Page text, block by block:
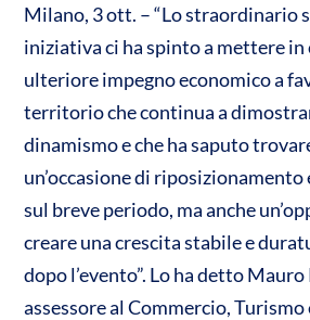
s
A
p
p
b
o
o
k
er
n
di
vi
di
Milano, 3 ott. – “Lo straordinario
iniziativa ci ha spinto a mettere in
ulteriore impegno economico a
territorio che continua a
dinamismo e che ha saputo
un’occasione di
sul breve periodo, ma anche
creare una crescita stabile e
dopo l’evento”. Lo ha detto
assessore al Commercio, Turismo